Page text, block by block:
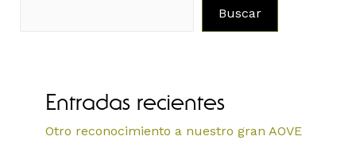
Buscar
Entradas recientes
Otro reconocimiento a nuestro gran AOVE